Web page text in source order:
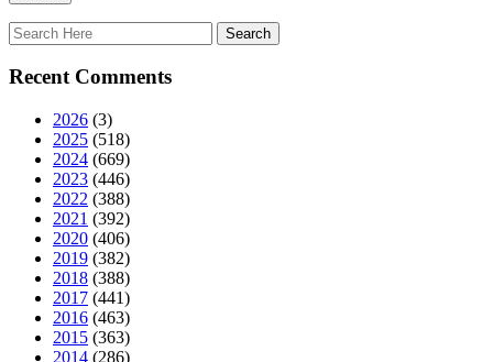
Recent Comments
2026 (3)
2025 (518)
2024 (669)
2023 (446)
2022 (388)
2021 (392)
2020 (406)
2019 (382)
2018 (388)
2017 (441)
2016 (463)
2015 (363)
2014 (286)